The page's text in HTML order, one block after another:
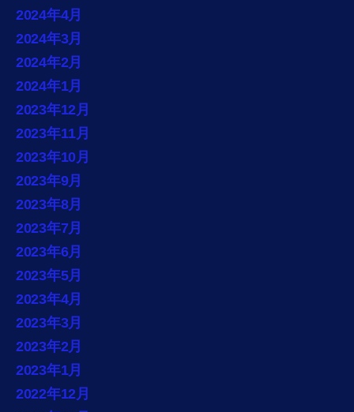
2024年4月
2024年3月
2024年2月
2024年1月
2023年12月
2023年11月
2023年10月
2023年9月
2023年8月
2023年7月
2023年6月
2023年5月
2023年4月
2023年3月
2023年2月
2023年1月
2022年12月